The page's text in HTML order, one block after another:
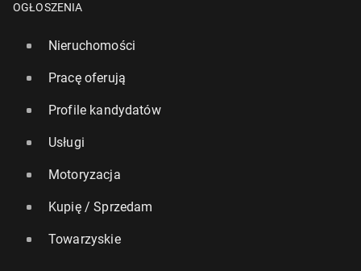
OGŁOSZENIA
Nieruchomości
Pracę oferują
Profile kandydatów
Usługi
Motoryzacja
Kupię / Sprzedam
Towarzyskie